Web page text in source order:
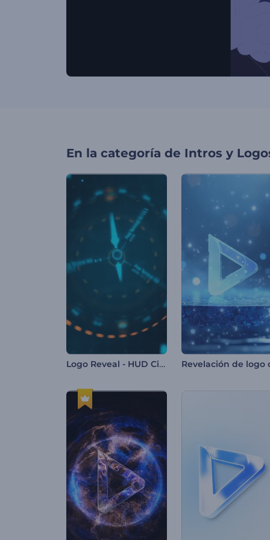
En la categoría de Intros y
Logo Reveal - HUD Cinematográfico